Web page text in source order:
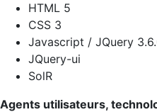
HTML 5
CSS 3
Javascript / JQuery
JQuery-ui
SolR
Agents utilisateurs,